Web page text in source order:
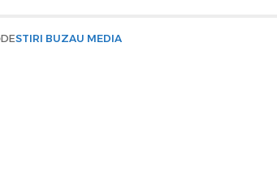
DESTIRI BUZAU MEDIA